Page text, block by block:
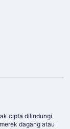
cipta dilindungi
dagang atau